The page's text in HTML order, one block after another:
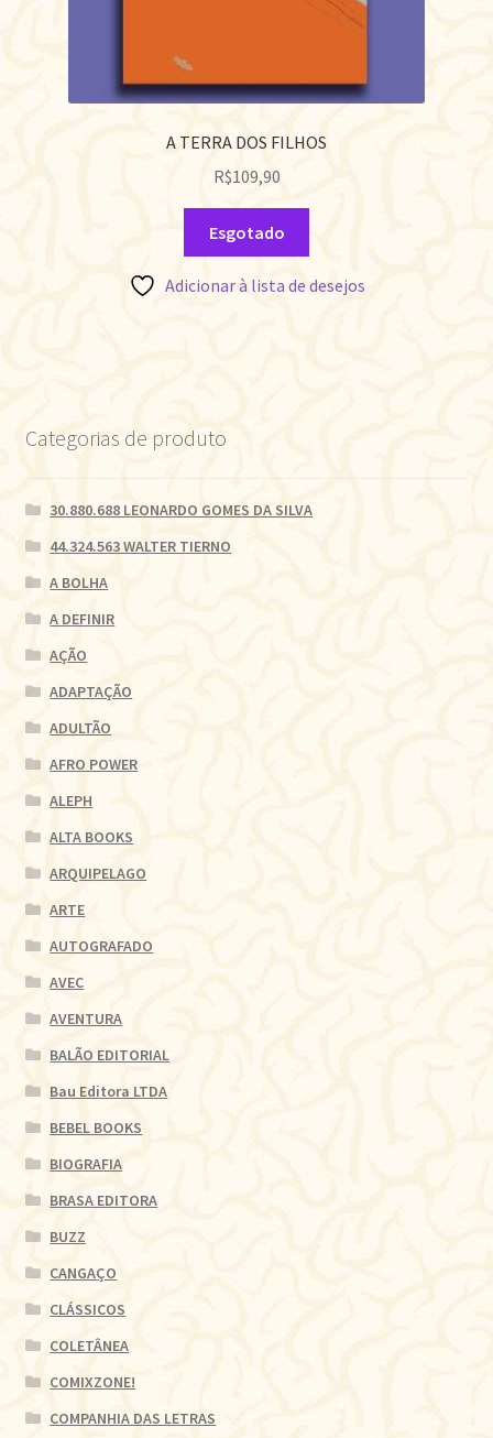
A TERRA DOS FILHOS
R$109,90
Esgotado
Adicionar à lista de desejos
Categorias de produto
30.880.688 LEONARDO GOMES DA SILVA
44.324.563 WALTER TIERNO
A BOLHA
A DEFINIR
AÇÃO
ADAPTAÇÃO
ADULTÃO
AFRO POWER
ALEPH
ALTA BOOKS
ARQUIPELAGO
ARTE
AUTOGRAFADO
AVEC
AVENTURA
BALÃO EDITORIAL
Bau Editora LTDA
BEBEL BOOKS
BIOGRAFIA
BRASA EDITORA
BUZZ
CANGAÇO
CLÁSSICOS
COLETÂNEA
COMIXZONE!
COMPANHIA DAS LETRAS